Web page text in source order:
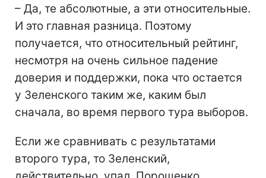
– Да, те абсолютные, а эти относительные.
И это главная разница. Поэтому
получается, что относительный рейтинг,
несмотря на очень сильное падение
доверия и поддержки, пока что остается
у Зеленского таким же, каким был
сначала, во время первого тура выборов.
Если же сравнивать с результатами
второго тура, то Зеленский,